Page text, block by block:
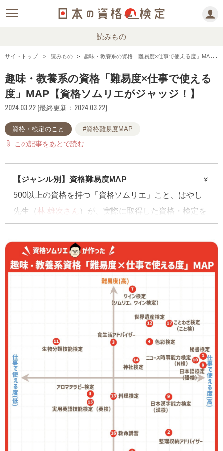
読みもの
サイトトップ 読みもの 趣味・教養系の資格「難易度×仕事で使える度」MAP【資格ソムリエがジャッジ！】
趣味・教養系の資格「難易度×仕事で使える
度」MAP【資格ソムリエがジャッジ！】
2024.03.22 (最終更新：2024.03.22)
資格・検定のこと #資格難易度MAP
attach_file この記事をあとで読む
【ジャンル別】資格難易度MAP
500以上の資格を持つ「資格ソムリエ」こと、はやし
先生（ 林 雄次さん
）が、実際に取得した資格・検定を
趣味・教養系ジャンルでは、「難易度」と「仕事で使
える度」が一目で分かるようになっています。何を受
験しようか迷っているときや、資格のレベルを知りた
いときなどに、ぜひ活用ください！
使い方＞＞MAP内の番号とMAP下のINDEX番号は連動
しています。INDEXの資格名をクリックすると、活用
度スコアや取得までにかかった費用など、より詳しい
情報が確認できます。